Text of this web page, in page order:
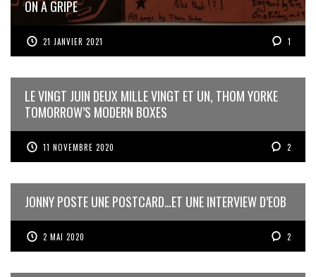
ON A GRIPE
21 JANVIER 2021 1
LE VINGT JUIN DEUX MILLE VINGT ET UN, THOM YORKE
TOMORROW’S MODERN BOXES
11 NOVEMBRE 2020 2
JONNY POSTE UNE POSTCARD…ET UNE INTERVIEW D’EOB
2 MAI 2020 2